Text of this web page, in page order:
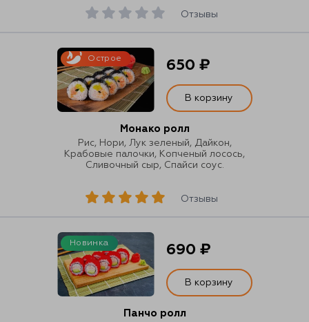
Отзывы
Острое
Отзывы
Монако ролл
Рис, Нори, Лук зеленый, Дайкон,
Крабовые палочки, Копченый лосось,
Сливочный сыр, Спайси соус.
650 ₽
В корзину
Новинка
Панчо ролл
690 ₽
В корзину